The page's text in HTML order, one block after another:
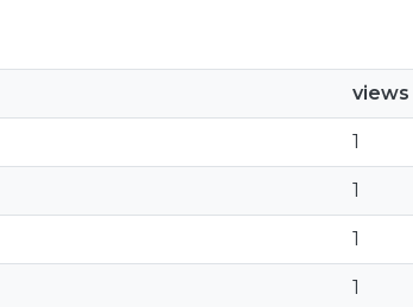
views
1
1
1
1